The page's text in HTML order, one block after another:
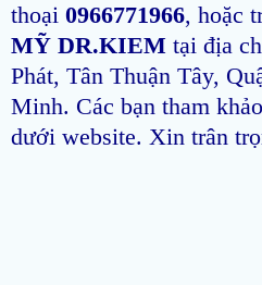
thoại 0966771966, hoặc
MỸ DR.KIEM tại địa
Phát, Tân Thuận Tây,
Minh. Các bạn tham
dưới website. Xin trân